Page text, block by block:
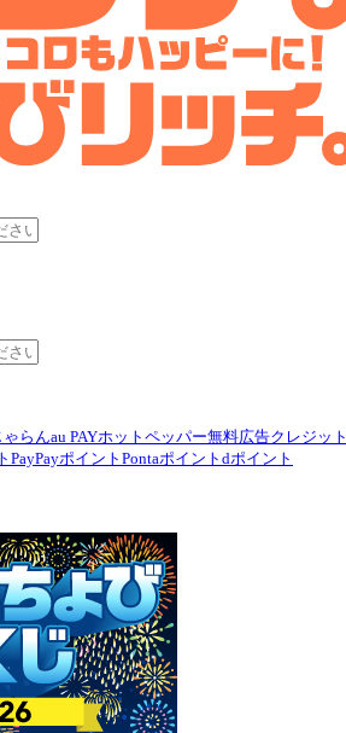
ゃらんau PAYホットペッパー無料広告クレジッ
PayPayポイント Pontaポイント dポイント